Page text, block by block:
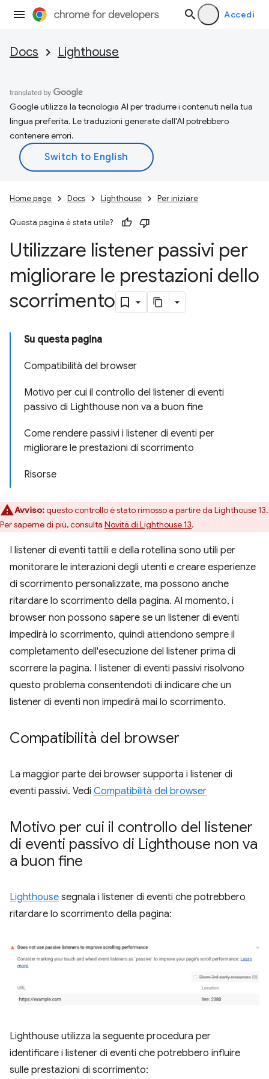
Accedi
Docs Lighthouse
Google utilizza la tecnologia AI per tradurre i contenuti nella tua
lingua preferita. Le traduzioni generate dall'AI potrebbero
contenere errori.
Home page Docs Lighthouse Per iniziare
Questa pagina è stata utile?
Utilizzare listener passivi per
migliorare le prestazioni dello
scorrimento
Su questa pagina
Compatibilità del browser
Motivo per cui il controllo del listener di eventi
passivo di Lighthouse non va a buon fine
Come rendere passivi i listener di eventi per
migliorare le prestazioni di scorrimento
Risorse
Avviso:questo controllo è stato rimosso a partire da Lighthouse 13.
Per saperne di più, consulta Novità di Lighthouse 13.
I listener di eventi tattili e della rotellina sono utili per
monitorare le interazioni degli utenti e creare esperienze
di scorrimento personalizzate, ma possono anche
ritardare lo scorrimento della pagina. Al momento, i
browser non possono sapere se un listener di eventi
impedirà lo scorrimento, quindi attendono sempre il
completamento dell'esecuzione del listener prima di
scorrere la pagina. I listener di eventi passivi risolvono
questo problema consentendoti di indicare che un
listener di eventi non impedirà mai lo scorrimento.
Compatibilità del browser
La maggior parte dei browser supporta i listener di
eventi passivi. Vedi Compatibilità del browser
Motivo per cui il controllo del listener
di eventi passivo di Lighthouse non va
a buon fine
Lighthouse segnala i listener di eventi che potrebbero
ritardare lo scorrimento della pagina:
Lighthouse utilizza la seguente procedura per
identificare i listener di eventi che potrebbero influire
sulle prestazioni di scorrimento: